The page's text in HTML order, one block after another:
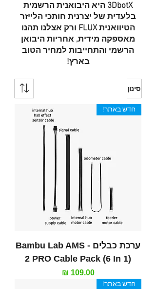
3DbotX היא היבואנית הרשמית
בלעדית של יצרנית חותכי הלייזר
הטיוואנית FLUX ורק אצלנו תהנו
מאספקה מידית, אחריות היבואן
הרשמי והתחייבות למחיר הטוב
בארץ!
סינון
חדש באתר!
ערכת כבלים - Bambu Lab AMS
2 PRO Cable Pack (6 In 1)
מחיר‏109.00 ‏₪
חדש באתר!